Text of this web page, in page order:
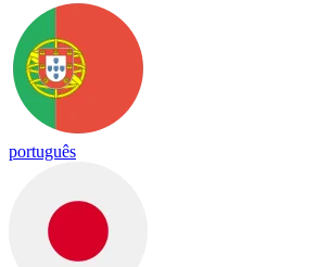
português